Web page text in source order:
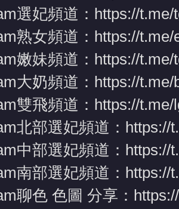
選妃頻道： https://t.me/
熟女頻道： https://
嫩妹頻道： https://t.me/
大奶頻道： https://t.me/
雙飛頻道： https://t.me/
北部選妃頻道： https://
中部選妃頻道： https://
南部選妃頻道： https://
聊色 色圖 分享：